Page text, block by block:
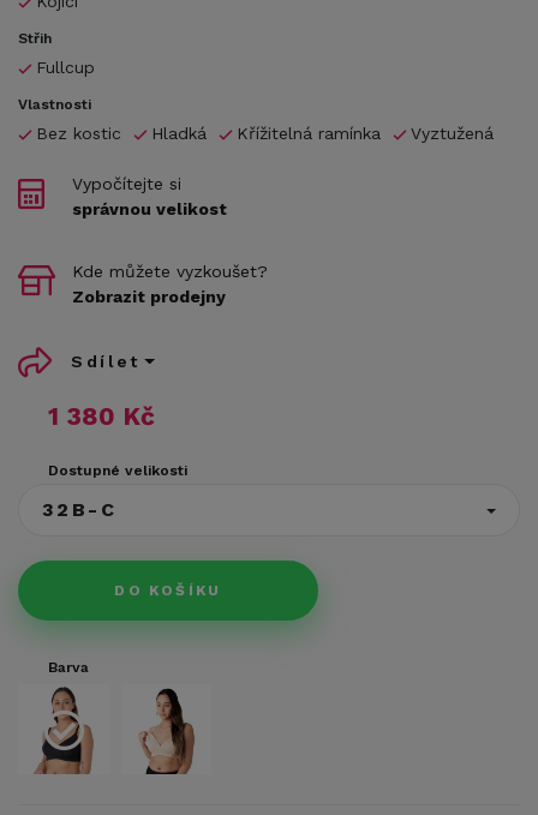
Střih
Fullcup
Vlastnosti
Bez kostic Hladká Křížitelná ramínka Vyztužená
1 380 Kč
Dostupné velikosti
32B-C
DO KOŠÍKU
Vypočítejte si
správnou velikost
Kde můžete vyzkoušet?
Zobrazit prodejny
Sdílet
Barva